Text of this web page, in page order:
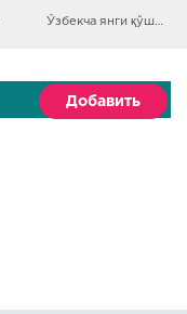
Ўзбекча янги қўшиқлар
Добавить